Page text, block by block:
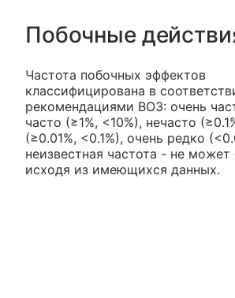
Побочные
Частота побочных эффектов
классифицирована в
рекомендациями ВОЗ: очень
часто (≥1%, <10%), нечасто
(≥0.01%, <0.1%), очень редко
неизвестная частота - не может
исходя из имеющихся данных.